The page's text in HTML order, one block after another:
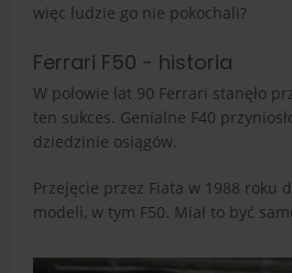
więc ludzie go nie pokochali?
Ferrari F50 - historia
W połowie lat 90 Ferrari stanęło
ten sukces. Genialne F40
dziedzinie osiągów.
Przejęcie przez Fiata w 1988 roku
modeli, w tym F50. Miał to być